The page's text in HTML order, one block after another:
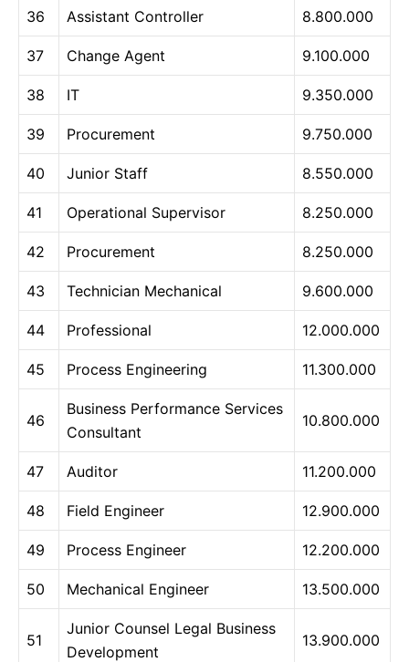
36 Assistant Controller 8.800.000
37 Change Agent 9.100.000
38 IT 9.350.000
39 Procurement 9.750.000
40 Junior Staff 8.550.000
41 Operational Supervisor 8.250.000
42 Procurement 8.250.000
43 Technician Mechanical 9.600.000
44 Professional 12.000.000
45 Process Engineering 11.300.000
46
Business Performance Services
Consultant
10.800.000
47 Auditor 11.200.000
48 Field Engineer 12.900.000
49 Process Engineer 12.200.000
50 Mechanical Engineer 13.500.000
51
Junior Counsel Legal Business
Development
13.900.000